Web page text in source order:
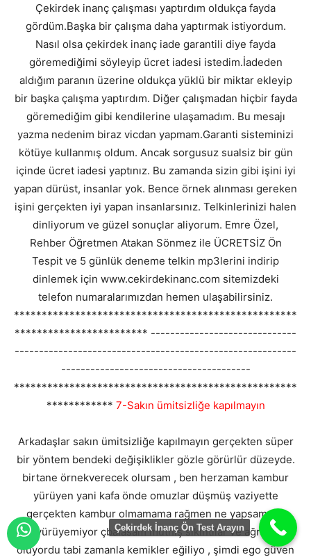
Çekirdek inanç çalışması yaptırdım oldukça fayda
gördüm.Başka bir çalışma daha yaptırmak istiyordum.
Nasıl olsa çekirdek inanç iade garantili diye fayda
göremediğimi söyleyip ücret iadesi istedim.İadeden
aldığım paranın üzerine oldukça yüklü bir miktar ekleyip
bir başka çalışma yaptırdım. Diğer çalışmadan hiçbir fayda
göremediğim gibi kendilerine ulaşamadım. Bu mesajı
yazma nedenim biraz vicdan yapmam.Garanti sisteminizi
kötüye kullanmış oldum. Ancak sorgusuz sualsiz bir gün
içinde ücret iadesi yaptınız. Bu zamanda sizin gibi işini iyi
yapan dürüst, insanlar yok. Bence örnek alınması gereken
işini gerçekten iyi yapan insanlarsınız. Telkinlerinizi halen
dinliyorum ve güzel sonuçlar aliyorum. Emre Özel,
Rehber Öğretmen Atakan Sönmez ile ÜCRETSİZ Ön
Tespit ve 5 günlük deneme telkin mp3lerini indirip
dinlemek için www.cekirdekinanc.com sitemizdeki
telefon numaralarımızdan hemen ulaşabilirsiniz.
***************************************************
************************ ------------------------------
----------------------------------------------------------
---------------------------------------
***************************************************
************ 7-Sakın ümitsizliğe kapılmayın
Arkadaşlar sakın ümitsizliğe kapılmayın gerçekten süper
bir yöntem bendeki değişiklikler gözle görürlür düzeyde.
birtane örnekverecek olursam , ben herzaman kambur
yürüyen yani kafa önde omuzlar düşmüş vaziyette
gerçekten kambur olmamama rağmen ne yapsam dik
yürüyemiyor çbalasam müthiş sıkıntılar ve ağrılar
oluyordu tabi zamanla kemikler eğiliyo , şimdi ego güven
Çekirdek İnanç Ön Test Arayın